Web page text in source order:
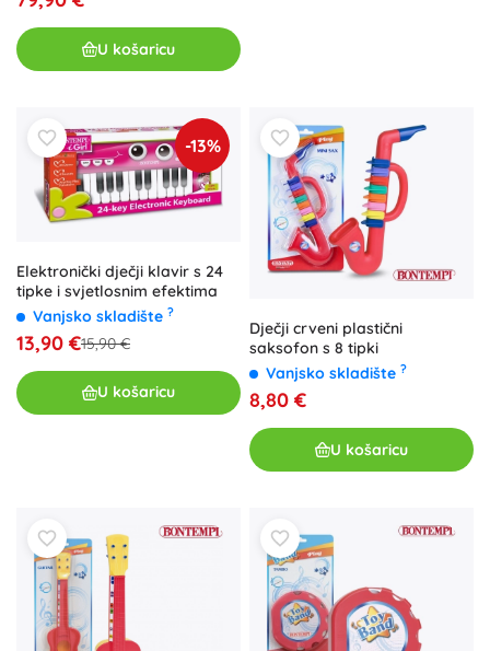
U košaricu
-13%
Elektronički dječji klavir s 24
tipke i svjetlosnim efektima
Vanjsko skladište ?
13,90 €15,90 €
U košaricu
Dječji crveni plastični
saksofon s 8 tipki
Vanjsko skladište ?
8,80 €
U košaricu